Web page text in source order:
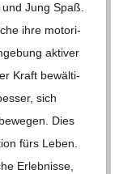
Jung Spaß.
ihre moto­ri­
akti­ver
Kraft bewäl­ti­
sich
Dies
fürs Leben.
Erleb­nisse,